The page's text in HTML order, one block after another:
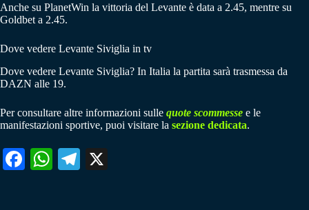
Anche su PlanetWin la vittoria del Levante è data a 2.45, mentre su
Goldbet a 2.45.
Dove vedere Levante Siviglia in tv
Dove vedere Levante Siviglia? In Italia la partita sarà trasmessa da
DAZN alle 19.
Per consultare altre informazioni sulle quote scommesse e le
manifestazioni sportive, puoi visitare la sezione dedicata.
Fa W
Te